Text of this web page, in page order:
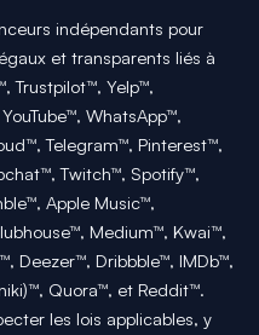
indépendants pour
et transparents liés à
Trustpilot™, Yelp™,
WhatsApp™,
Telegram™, Pinterest™,
Twitch™, Spotify™,
Apple Music™,
Medium™, Kwai™,
Deezer™, Dribbble™, IMDb™,
Quora™, et Reddit™.
les lois applicables, y